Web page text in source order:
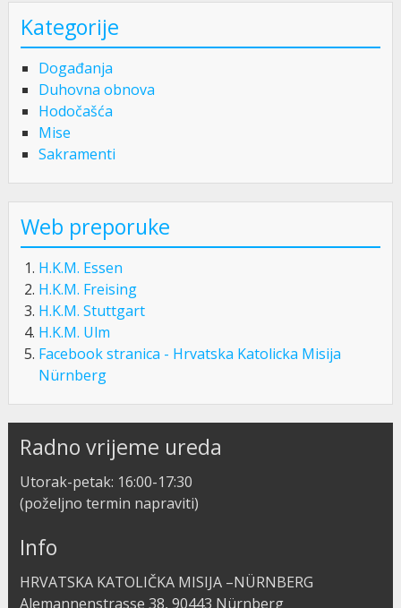
Kategorije
Događanja
Duhovna obnova
Hodočašća
Mise
Sakramenti
Web preporuke
H.K.M. Essen
H.K.M. Freising
H.K.M. Stuttgart
H.K.M. Ulm
Facebook stranica - Hrvatska Katolicka Misija
Nürnberg
Radno vrijeme ureda
Utorak-petak: 16:00-17:30
(poželjno termin napraviti)
Info
HRVATSKA KATOLIČKA MISIJA –NÜRNBERG
Alemannenstrasse 38, 90443 Nürnberg